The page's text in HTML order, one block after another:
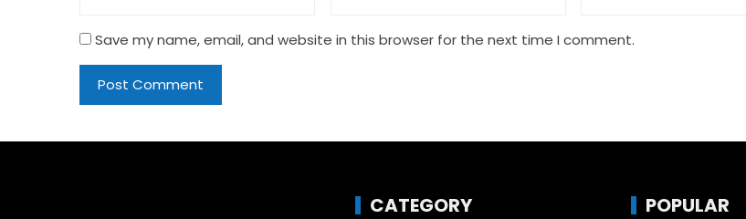
Save my name, email, and website in this browser for the next time I comment.
CATEGORY POPULAR